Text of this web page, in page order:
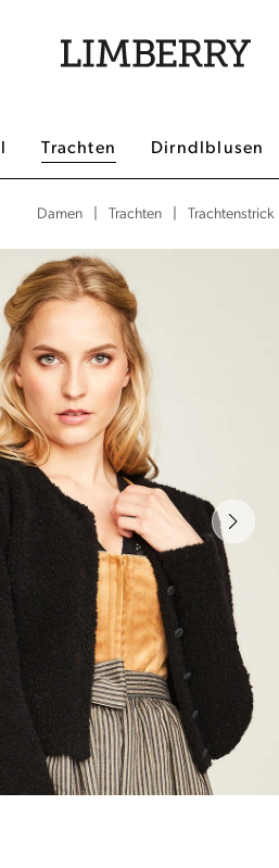
Trachten Dirndlblusen
Damen Trachten Trachtenstrick